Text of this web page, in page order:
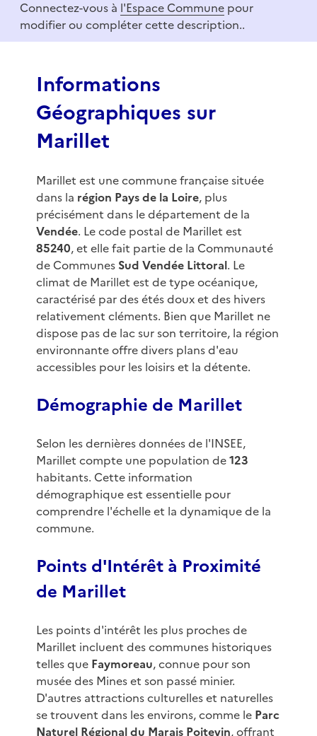
f
Connectez-vous à l'Espace Commune pour
modifier ou compléter cette description..
Informations
Géographiques sur
Marillet
Marillet est une commune française située
dans la région Pays de la Loire, plus
précisément dans le département de la
Vendée. Le code postal de Marillet est
85240, et elle fait partie de la Communauté
de Communes Sud Vendée Littoral. Le
climat de Marillet est de type océanique,
caractérisé par des étés doux et des hivers
relativement cléments. Bien que Marillet ne
dispose pas de lac sur son territoire, la région
environnante offre divers plans d'eau
accessibles pour les loisirs et la détente.
Démographie de Marillet
Selon les dernières données de l'INSEE,
Marillet compte une population de123
habitants. Cette information
démographique est essentielle pour
comprendre l'échelle et la dynamique de la
commune.
Points d'Intérêt à Proximité
de Marillet
Les points d'intérêt les plus proches de
Marillet incluent des communes historiques
telles que Faymoreau, connue pour son
musée des Mines et son passé minier.
D'autres attractions culturelles et naturelles
se trouvent dans les environs, comme le Parc
Naturel Régional du Marais Poitevin, offrant